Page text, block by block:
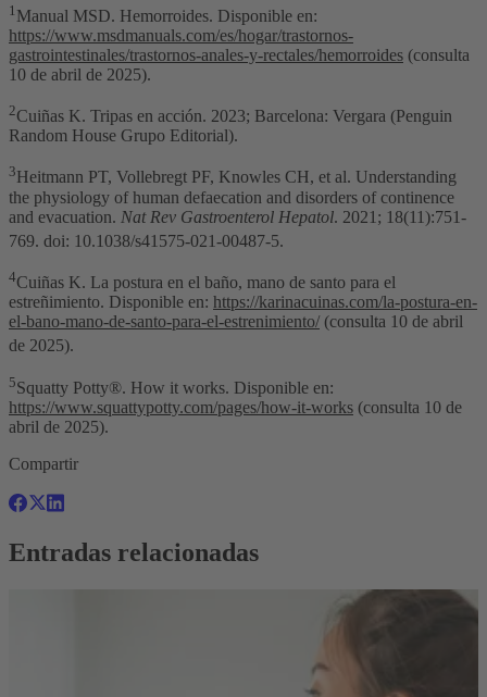
1 Manual MSD. Hemorroides. Disponible en:
https://www.msdmanuals.com/es/hogar/trastornos-
gastrointestinales/trastornos-anales-y-rectales/hemorroides (consulta
10 de abril de 2025).
2Cuiñas K. Tripas en acción. 2023; Barcelona: Vergara (Penguin
Random House Grupo Editorial).
3Heitmann PT, Vollebregt PF, Knowles CH, et al. Understanding
the physiology of human defaecation and disorders of continence
and evacuation. Nat Rev Gastroenterol Hepatol. 2021; 18(11):751-
769. doi: 10.1038/s41575-021-00487-5.
4Cuiñas K. La postura en el baño, mano de santo para el
estreñimiento. Disponible en: https://karinacuinas.com/la-postura-en-
el-bano-mano-de-santo-para-el-estrenimiento/ (consulta 10 de abril
de 2025).
5Squatty Potty®. How it works. Disponible en:
https://www.squattypotty.com/pages/how-it-works (consulta 10 de
abril de 2025).
Compartir
Entradas relacionadas